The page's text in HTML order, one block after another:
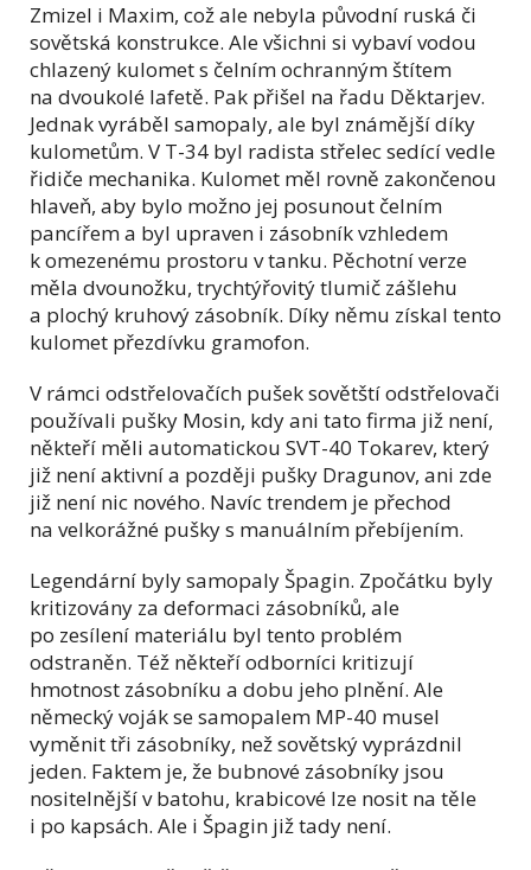
Zmizel i Maxim, což ale nebyla původní ruská či
sovětská konstrukce. Ale všichni si vybaví vodou
chlazený kulomet s čelním ochranným štítem
na dvoukolé lafetě. Pak přišel na řadu Děktarjev.
Jednak vyráběl samopaly, ale byl známější díky
kulometům. V T-34 byl radista střelec sedící vedle
řidiče mechanika. Kulomet měl rovně zakončenou
hlaveň, aby bylo možno jej posunout čelním
pancířem a byl upraven i zásobník vzhledem
k omezenému prostoru v tanku. Pěchotní verze
měla dvounožku, trychtýřovitý tlumič zášlehu
a plochý kruhový zásobník. Díky němu získal tento
kulomet přezdívku gramofon.
V rámci odstřelovačích pušek sovětští odstřelovači
používali pušky Mosin, kdy ani tato firma již není,
někteří měli automatickou SVT-40 Tokarev, který
již není aktivní a později pušky Dragunov, ani zde
již není nic nového. Navíc trendem je přechod
na velkorážné pušky s manuálním přebíjením.
Legendární byly samopaly Špagin. Zpočátku byly
kritizovány za deformaci zásobníků, ale
po zesílení materiálu byl tento problém
odstraněn. Též někteří odborníci kritizují
hmotnost zásobníku a dobu jeho plnění. Ale
německý voják se samopalem MP-40 musel
vyměnit tři zásobníky, než sovětský vyprázdnil
jeden. Faktem je, že bubnové zásobníky jsou
nositelnější v batohu, krabicové lze nosit na těle
i po kapsách. Ale i Špagin již tady není.